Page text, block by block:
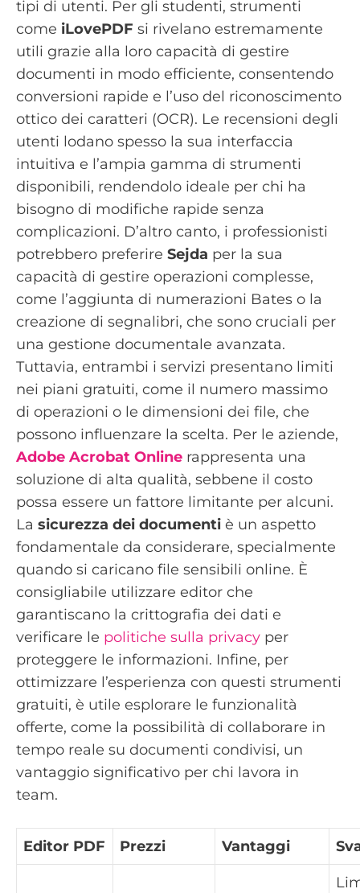
tipi di utenti. Per gli studenti, strumenti
come iLovePDF si rivelano estremamente
utili grazie alla loro capacità di gestire
documenti in modo efficiente, consentendo
conversioni rapide e l’uso del riconoscimento
ottico dei caratteri (OCR). Le recensioni degli
utenti lodano spesso la sua interfaccia
intuitiva e l’ampia gamma di strumenti
disponibili, rendendolo ideale per chi ha
bisogno di modifiche rapide senza
complicazioni. D’altro canto, i professionisti
potrebbero preferire Sejda per la sua
capacità di gestire operazioni complesse,
come l’aggiunta di numerazioni Bates o la
creazione di segnalibri, che sono cruciali per
una gestione documentale avanzata.
Tuttavia, entrambi i servizi presentano limiti
nei piani gratuiti, come il numero massimo
di operazioni o le dimensioni dei file, che
possono influenzare la scelta. Per le aziende,
Adobe Acrobat Online rappresenta una
soluzione di alta qualità, sebbene il costo
possa essere un fattore limitante per alcuni.
La sicurezza dei documenti è un aspetto
fondamentale da considerare, specialmente
quando si caricano file sensibili online. È
consigliabile utilizzare editor che
garantiscano la crittografia dei dati e
verificare le politiche sulla privacy per
proteggere le informazioni. Infine, per
ottimizzare l’esperienza con questi strumenti
gratuiti, è utile esplorare le funzionalità
offerte, come la possibilità di collaborare in
tempo reale su documenti condivisi, un
vantaggio significativo per chi lavora in
team.
Editor PDF Prezzi Vantaggi